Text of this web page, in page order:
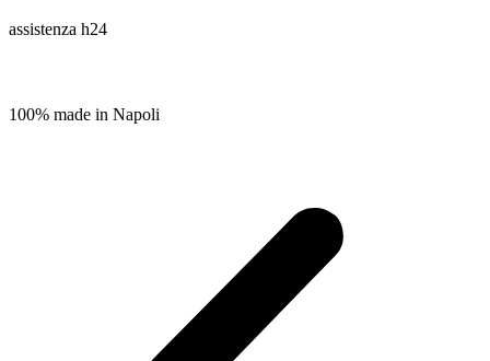
assistenza h24
100% made in Napoli